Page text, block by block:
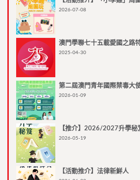
2026-07-08
澳門學聯七十五載愛國之路
2025-04-30
第二屆澳門青年國際禁毒大
2026-01-09
【推介】2026/2027升學秘
2026-05-19
【活動推介】法律新鮮人